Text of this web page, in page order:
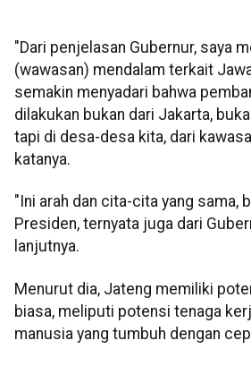
"Dari penjelasan Gubernur, saya
(wawasan) mendalam terkait
semakin menyadari bahwa
dilakukan bukan dari Jakarta,
tapi di desa-desa kita, dari
katanya.
"Ini arah dan cita-cita yang sama,
Presiden, ternyata juga dari
lanjutnya.
Menurut dia, Jateng memiliki
biasa, meliputi potensi tenaga
manusia yang tumbuh dengan